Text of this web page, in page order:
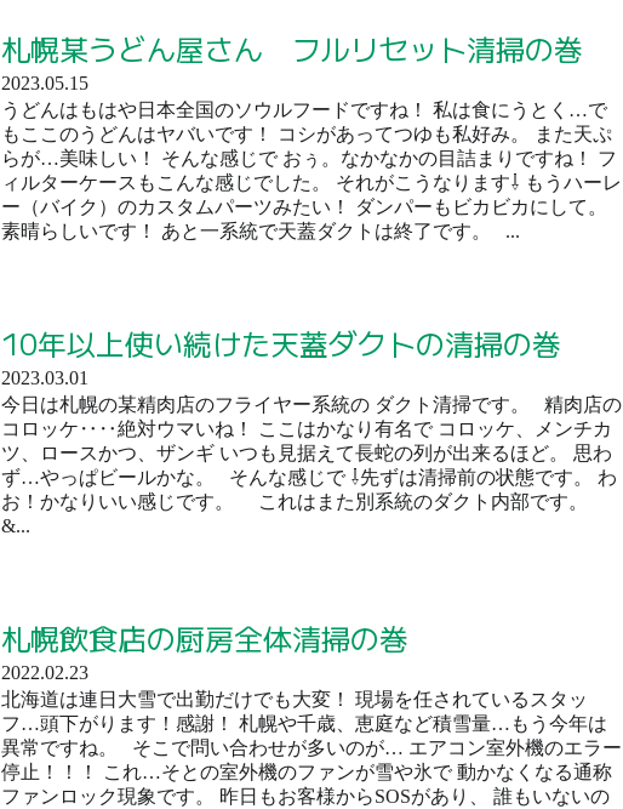
札幌某うどん屋さん フルリセット清掃の巻
2023.05.15
うどんはもはや日本全国のソウルフードですね！ 私は食にうとく…で
もここのうどんはヤバいです！ コシがあってつゆも私好み。 また天ぷ
らが…美味しい！ そんな感じで おぅ。なかなかの目詰まりですね！ フ
ィルターケースもこんな感じでした。 それがこうなります⇩ もうハーレ
ー（バイク）のカスタムパーツみたい！ ダンパーもビカビカにして。
素晴らしいです！ あと一系統で天蓋ダクトは終了です。 ...
10年以上使い続けた天蓋ダクトの清掃の巻
2023.03.01
今日は札幌の某精肉店のフライヤー系統の ダクト清掃です。 精肉店の
コロッケ‥‥絶対ウマいね！ ここはかなり有名で コロッケ、メンチカ
ツ、ロースかつ、ザンギ いつも見据えて長蛇の列が出来るほど。 思わ
ず…やっぱビールかな。 そんな感じで ⇩先ずは清掃前の状態です。 わ
お！かなりいい感じです。 これはまた別系統のダクト内部です。
&...
札幌飲食店の厨房全体清掃の巻
2022.02.23
北海道は連日大雪で出勤だけでも大変！ 現場を任されているスタッ
フ…頭下がります！感謝！ 札幌や千歳、恵庭など積雪量…もう今年は
異常ですね。 そこで問い合わせが多いのが… エアコン室外機のエラー
停止！！！ これ…そとの室外機のファンが雪や氷で 動かなくなる通称
ファンロック現象です。 昨日もお客様からSOSがあり、 誰もいないの